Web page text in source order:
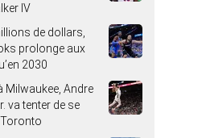
IV
de dollars,
prolonge aux
2030
Milwaukee, Andre
va tenter de se